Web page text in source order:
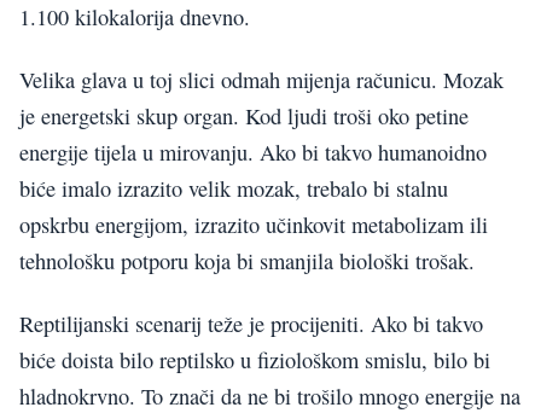
1.100 kilokalorija dnevno.
Velika glava u toj slici odmah mijenja računicu. Mozak
je energetski skup organ. Kod ljudi troši oko petine
energije tijela u mirovanju. Ako bi takvo humanoidno
biće imalo izrazito velik mozak, trebalo bi stalnu
opskrbu energijom, izrazito učinkovit metabolizam ili
tehnološku potporu koja bi smanjila biološki trošak.
Reptilijanski scenarij teže je procijeniti. Ako bi takvo
biće doista bilo reptilsko u fiziološkom smislu, bilo bi
hladnokrvno. To znači da ne bi trošilo mnogo energije na